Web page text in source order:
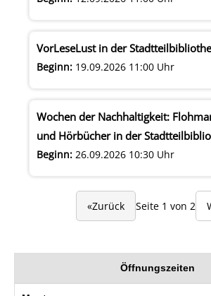
VorLeseLust in der
Beginn: 19.09.2026 11:00 Uhr
Wochen der Nachhaltigkeit:
und Hörbücher in der
Beginn: 26.09.2026 10:30 Uhr
«Zurück Seite 1 von 2
Öffnungszeiten